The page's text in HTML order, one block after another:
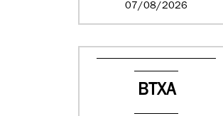
07/08/2026
BTXA